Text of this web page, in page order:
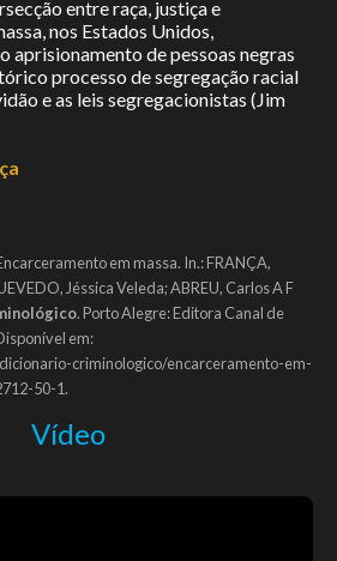
entre raça, justiça e
nos Estados Unidos,
aprisionamento de pessoas negras
processo de segregação racial
e as leis segregacionistas (Jim
em massa. In.: FRANÇA,
Jéssica Veleda; ABREU, Carlos A F
. Porto Alegre: Editora Canal de
em:
criminologico/encarceramento-em-
50-1.
Vídeo